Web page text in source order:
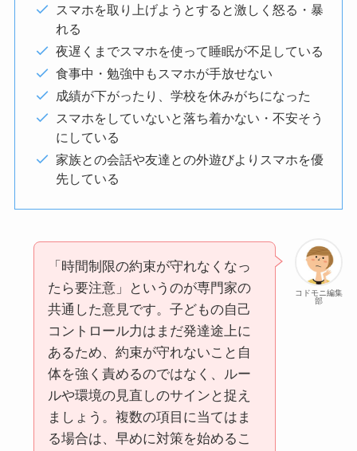
スマホを取り上げようとすると激しく怒る・暴
れる
夜遅くまでスマホを使って睡眠が不足している
食事中・勉強中もスマホが手放せない
成績が下がったり、学校を休みがちになった
スマホをしていないと落ち着かない・不安そう
にしている
家族との会話や友達との外遊びよりスマホを優
先している
コドモニ編集
部
「時間制限の約束が守れなくなっ
たら要注意」というのが専門家の
共通した意見です。子どもの自己
コントロール力はまだ発達途上に
あるため、約束が守れないこと自
体を強く責めるのではなく、ルー
ルや環境の見直しのサインと捉え
ましょう。複数の項目に当てはま
る場合は、早めに対策を始めるこ